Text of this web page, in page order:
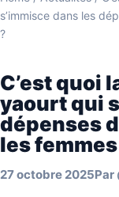
s’immisce dans les
?
C’est quoi
yaourt qui
dépenses
les
27 octobre 2025Par